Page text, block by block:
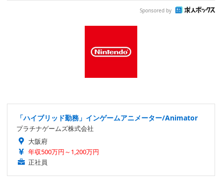
Sponsored by
「ハイブリッド勤務」インゲームアニメーター/Animator
プラチナゲームズ株式会社
大阪府
年収500万円～1,200万円
正社員